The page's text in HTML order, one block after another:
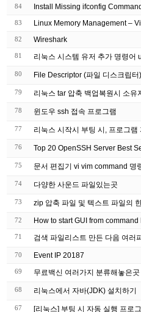
84 Install Missing ifconfig
83 Linux Memory Management –
82 Wireshark
81 리눅스 시스템 유저 추가 명령어
80 File Descriptor (파일 디스크립
79 리눅스 tar 압축 백업복원시 소유
78 윈도우 ssh 접속 프로그램
77 리눅스 시작시 부팅 시, 프로그램
76 Top 20 OpenSSH Server Best
75 문서 편집기 vi vim command 명
74 다양한 사운드 파일있는곳
73 zip 압축 파일 및 텍스트 파일의
72 How to start GUI from command
71 검색 파일리스트 만든 다음 여러
70 Event IP 20187
69 무료백신 여러가지 분류해놓은곳
68 리눅스에서 자바(JDK) 설치하기
67 [리눅스] 부팅 시 자동 실행 프로